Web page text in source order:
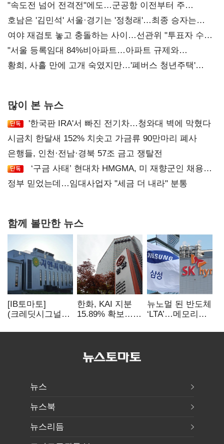
"속도전 넘어 전격전"에도…군공항 이전부터 주
52시간까지 '뇌관'
호남은 '김민석' 서울·경기는 '정청래'…최종 승자는
'안갯속'
여야 재검토 놓고 충돌하는 사이…선관위 "투표자 수
오차 당연"
"서울 등록임대 84%비아파트…아파트 규제와
달리해야"
황희, 사흘 만에 고개 숙였지만…'폐버스 청년주택'
많이 본 뉴스
'한국판 IRA'서 빠진 전기차…청와대 벽에 막혔다
시금치 한달새 152% 치솟고 가금류 90만마리 폐사
은행들, 인천·전남·경북 57조 금고 쟁탈전
‘구금 사태’ 현대차 HMGMA, 미 재향군인 채용
확대로 분위기 반전
정부 믿었는데…임대사업자 "세금 더 내라" 분통
함께 볼만한 뉴스
[IB토마토]
(크레딧시그널)
데이터센터 타고
한화, KAI 지분
15.89% 확보…
신청 예정
뉴노멀 된 반도체
‘LTA’…메모리
54조 선불 계약
뉴스
뉴스북
뉴스리듬